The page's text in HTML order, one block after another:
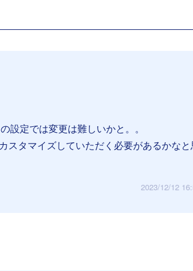
設定では変更は難しいかと。。
スタマイズしていただく必要があるかなと
2023/12/12